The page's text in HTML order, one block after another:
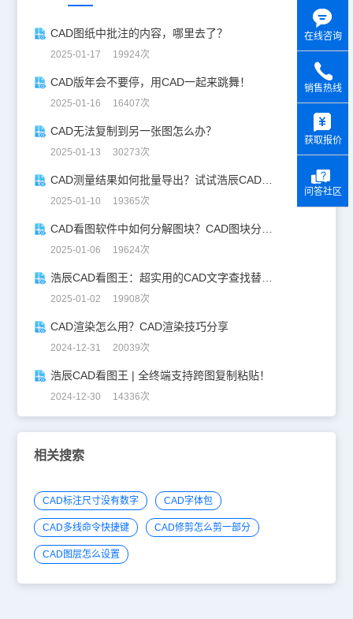
CAD图纸中批注的内容，哪里去了？
2025-01-17 19924次
CAD版年会不要停，用CAD一起来跳舞！
2025-01-16 16407次
CAD无法复制到另一张图怎么办？
2025-01-13 30273次
CAD测量结果如何批量导出？试试浩辰CAD看图王！
2025-01-10 19365次
CAD看图软件中如何分解图块？CAD图块分解详解！
2025-01-06 19624次
浩辰CAD看图王：超实用的CAD文字查找替换技巧分享！
2025-01-02 19908次
CAD渲染怎么用？CAD渲染技巧分享
2024-12-31 20039次
浩辰CAD看图王 | 全终端支持跨图复制粘贴！
2024-12-30 14336次
相关搜索
CAD标注尺寸没有数字 CAD字体包
CAD多线命令快捷键 CAD修剪怎么剪一部分
CAD图层怎么设置
在线咨询
销售热线
获取报价
问答社区